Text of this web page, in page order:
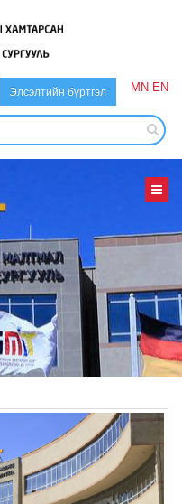
Элсэлтийн бүртгэл MN EN